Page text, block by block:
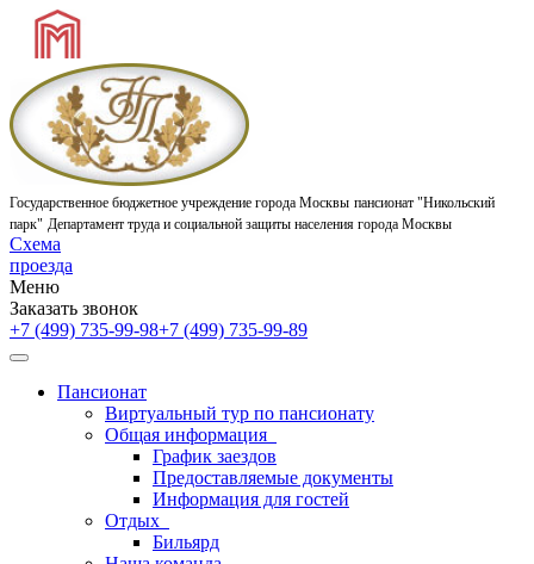
Государственное бюджетное учреждение города Москвы пансионат "Никольский
парк" Департамент труда и социальной защиты населения города Москвы
Схема
проезда
Меню
Заказать звонок
+7 (499) 735-99-98+7 (499) 735-99-89
Пансионат
Виртуальный тур по пансионату
Общая информация
График заездов
Предоставляемые документы
Информация для гостей
Отдых
Бильярд